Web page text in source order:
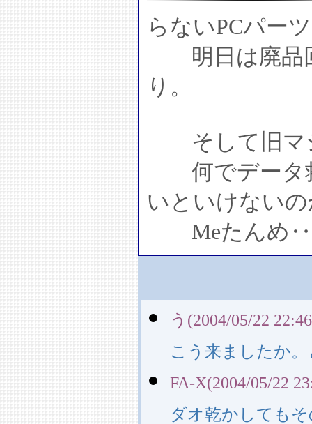
らないPCパー
明日は廃品
り。
そして旧マ
何でデータ
いといけない
Meたんめ
う(2004/05/22
こう来ましたか
FA-X(2004/05/22
ダオ乾かしても